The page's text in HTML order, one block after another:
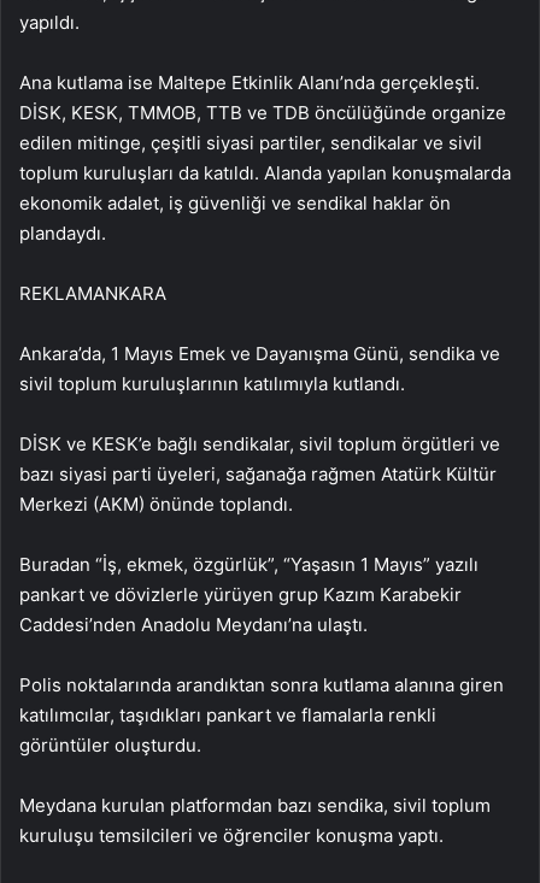
yapıldı.
Ana kutlama ise Maltepe Etkinlik Alanı’nda gerçekleşti.
DİSK, KESK, TMMOB, TTB ve TDB öncülüğünde organize
edilen mitinge, çeşitli siyasi partiler, sendikalar ve sivil
toplum kuruluşları da katıldı. Alanda yapılan konuşmalarda
ekonomik adalet, iş güvenliği ve sendikal haklar ön
plandaydı.
REKLAMANKARA
Ankara’da, 1 Mayıs Emek ve Dayanışma Günü, sendika ve
sivil toplum kuruluşlarının katılımıyla kutlandı.
DİSK ve KESK’e bağlı sendikalar, sivil toplum örgütleri ve
bazı siyasi parti üyeleri, sağanağa rağmen Atatürk Kültür
Merkezi (AKM) önünde toplandı.
Buradan “İş, ekmek, özgürlük”, “Yaşasın 1 Mayıs” yazılı
pankart ve dövizlerle yürüyen grup Kazım Karabekir
Caddesi’nden Anadolu Meydanı’na ulaştı.
Polis noktalarında arandıktan sonra kutlama alanına giren
katılımcılar, taşıdıkları pankart ve flamalarla renkli
görüntüler oluşturdu.
Meydana kurulan platformdan bazı sendika, sivil toplum
kuruluşu temsilcileri ve öğrenciler konuşma yaptı.